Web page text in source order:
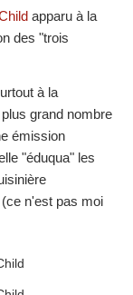
apparu à la
des "trois
à la
grand nombre
émission
"éduqua" les
n'est pas moi